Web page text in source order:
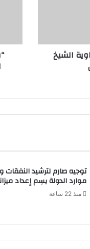
الشيخ
توجيه صارم لترشيد النفقات
موارد الدولة يسِم إعداد ميزانية
منذ 22 ساعة